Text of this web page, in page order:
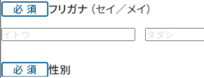
フリガナ （セイ／メイ）
性別